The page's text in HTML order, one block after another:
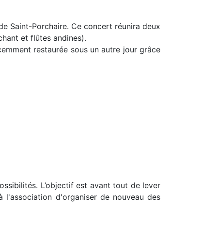
Saint-Porchaire. Ce concert réunira deux
et flûtes andines).
restaurée sous un autre jour grâce
L’objectif est avant tout de lever
l'association d'organiser de nouveau des